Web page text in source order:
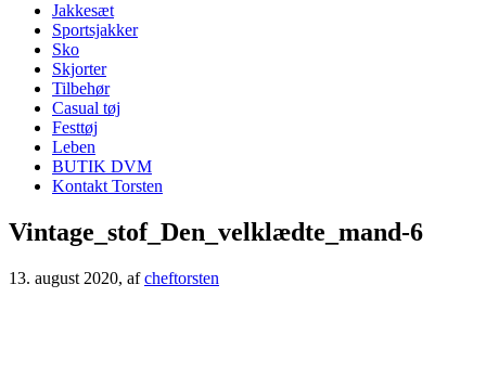
Jakkesæt
Sportsjakker
Sko
Skjorter
Tilbehør
Casual tøj
Festtøj
Leben
BUTIK DVM
Kontakt Torsten
Vintage_stof_Den_velklædte_mand-6
13. august 2020, afcheftorsten